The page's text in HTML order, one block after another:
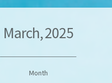
March, 2025
Month